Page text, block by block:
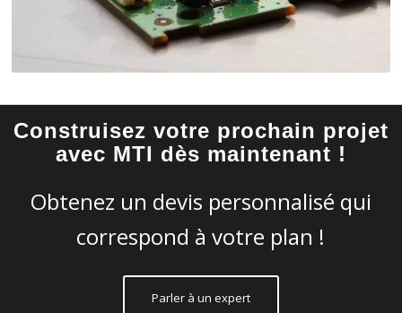
Construisez votre prochain projet
avec MTI dès maintenant !
Obtenez un devis personnalisé qui
correspond à votre plan !
Parler à un expert